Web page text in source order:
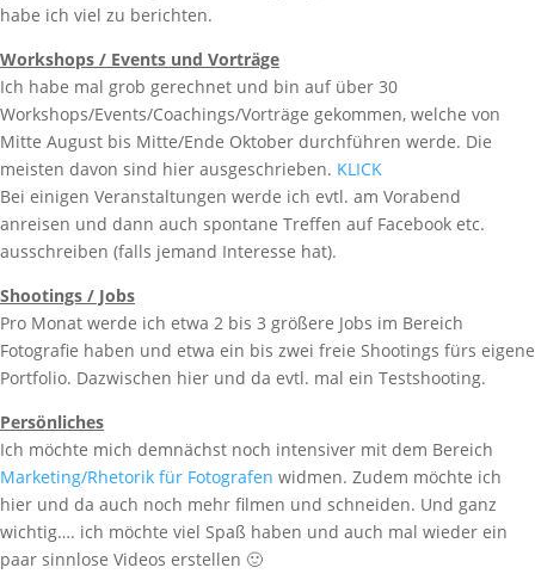
habe ich viel zu berichten.
Workshops / Events und Vorträge
Ich habe mal grob gerechnet und bin auf über 30
Workshops/Events/Coachings/Vorträge gekommen, welche von
Mitte August bis Mitte/Ende Oktober durchführen werde. Die
meisten davon sind hier ausgeschrieben. KLICK
Bei einigen Veranstaltungen werde ich evtl. am Vorabend
anreisen und dann auch spontane Treffen auf Facebook etc.
ausschreiben (falls jemand Interesse hat).
Shootings / Jobs
Pro Monat werde ich etwa 2 bis 3 größere Jobs im Bereich
Fotografie haben und etwa ein bis zwei freie Shootings fürs eigene
Portfolio. Dazwischen hier und da evtl. mal ein Testshooting.
Persönliches
Ich möchte mich demnächst noch intensiver mit dem Bereich
Marketing/Rhetorik für Fotografen widmen. Zudem möchte ich
hier und da auch noch mehr filmen und schneiden. Und ganz
wichtig…. ich möchte viel Spaß haben und auch mal wieder ein
paar sinnlose Videos erstellen 🙂